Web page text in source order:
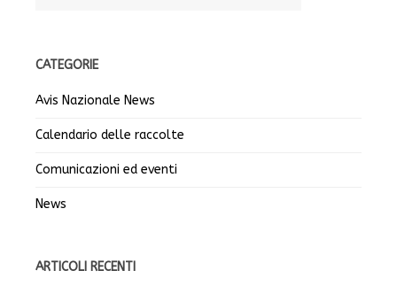
CATEGORIE
Avis Nazionale News
Calendario delle raccolte
Comunicazioni ed eventi
News
ARTICOLI RECENTI